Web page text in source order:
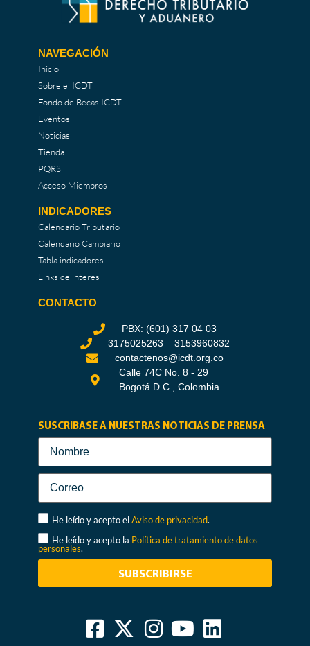
NAVEGACIÓN
Inicio
Sobre el ICDT
Fondo de Becas ICDT
Eventos
Noticias
Tienda
PQRS
Acceso Miembros
INDICADORES
Calendario Tributario
Calendario Cambiario
Tabla indicadores
Links de interés
CONTACTO
PBX: (601) 317 04 03
3175025263 – 3153960832
contactenos@icdt.org.co
Calle 74C No. 8 - 29
Bogotá D.C., Colombia
SUSCRIBASE A NUESTRAS NOTICIAS DE PRENSA
He leído y acepto elAviso de privacidad.
He leído y acepto la Política de tratamiento de datos
personales.
SUBSCRIBIRSE